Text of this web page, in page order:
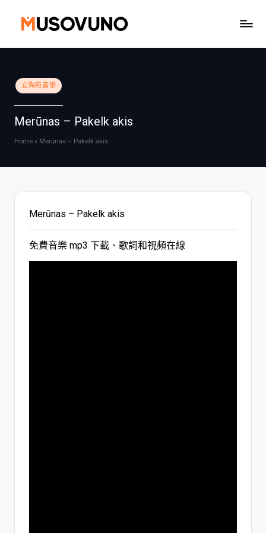
Posted
in
立陶宛音樂
Merūnas – Pakelk akis
Home » Merūnas – Pakelk akis
Merūnas – Pakelk akis
免費音樂 mp3 下載、歌詞和視頻在線